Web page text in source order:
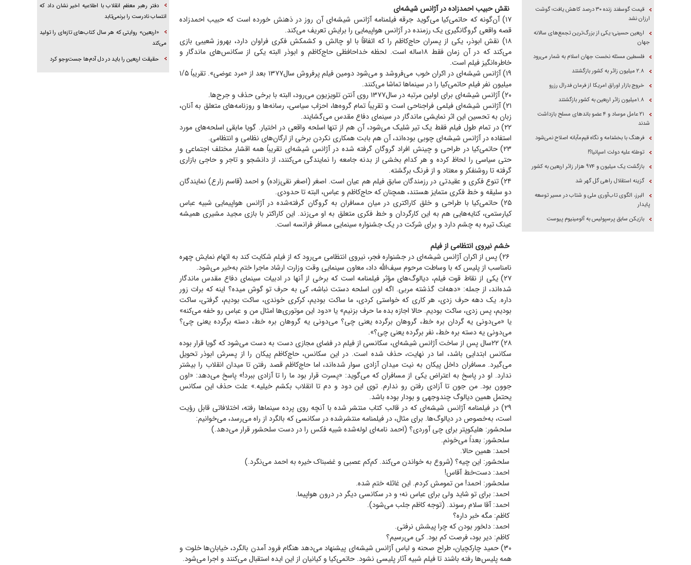
نقش حبیب احمدزاده در آژانس شیشه‌ای
۱۷) آن‌گونه که حاتمی‌کیا می‌گوید جرقه فیلمنامه آژانس شیشه‌ای آن روز در ذهنش خورده است که حبیب احمدزاده
قصه واقعی گروگانگیری یک رزمنده در آژانس هواپیمایی را برایش تعریف می‌کند.
۱۸) نقش ابوذر، یکی از پسران حاج‌کاظم را که اتفاقاً با او چالش و کشمکش فکری فراوان دارد، بهروز شعیبی بازی
می‌کند که در آن زمان فقط ۱۸ساله است. لحظه خداحافظی حاج‌کاظم و ابوذر البته یکی از سکانس‌های ماندگار و
خاطره‌انگیز فیلم است.
۱۹) آژانس شیشه‌ای در اکران خوب می‌فروشد و می‌شود دومین فیلم پرفروش سال۱۳۷۷ بعد از «مرد عوضی». تقریباً ۱/۵
میلیون نفر فیلم حاتمی‌کیا را در سینما‌ها تماشا می‌کنند.
۲۰) آژانس شیشه‌ای برای اولین مرتبه در سال۱۳۷۷ روی آنتن تلویزیون می‌رود، البته با برخی حذف و جرح‌ها.
۲۱) آژانس شیشه‌ای فیلمی فراجناحی است و تقریباً تمام گروه‌ها، احزاب سیاسی، رسانه‌ها و روزنامه‌های متعلق به آنان،
زبان به تحسین این اثر نمایشی ماندگار در سینمای دفاع مقدس می‌گشایند.
۲۲) در تمام طول فیلم فقط یک تیر شلیک می‌شود، آن هم از تنها اسلحه واقعی در اختیار. گویا مابقی اسلحه‌های مورد
استفاده در آژانس شیشه‌ای چوبی بوده‌اند، آن هم بابت همکاری نکردن برخی از ارگان‌های نظامی و انتظامی.
۲۳) حاتمی‌کیا در طراحی و چینش افراد گروگان گرفته شده در آژانس شیشه‌ای تقریباً همه اقشار مختلف اجتماعی و
حتی سیاسی را لحاظ کرده و هر کدام بخشی از بدنه جامعه را نمایندگی می‌کنند، از دانشجو و تاجر و حاجی بازاری
گرفته تا روشنفکر و معتاد و از فرنگ برگشته.
۲۴) تنوع فکری و عقیدتی در رزمندگان سابق فیلم هم عیان است. اصغر (اصغر نقی‌زاده) و احمد (قاسم زارع) نمایندگان
دو سلیقه و خط فکری متمایز هستند، همچنان که حاج‌کاظم و عباس، البته تا حدودی.
۲۵) حاتمی‌کیا با طراحی و خلق کاراکتری در میان مسافران به گروگان گرفته‌شده در آژانس هواپیمایی شبیه عباس
کیارستمی، کنایه‌هایی هم به این کارگردان و خط فکری متعلق به او می‌زند. این کاراکتر با بازی مجید مشیری همیشه
عینک تیره به چشم دارد و برای شرکت در یک جشنواره سینمایی مسافر فرانسه است.
خشم نیروی انتظامی از فیلم
۲۶) پس از اکران آژانس شیشه‌ای در جشنواره فجر، نیروی انتظامی می‌رود که از فیلم شکایت کند به اتهام نمایش چهره
نامناسب از پلیس که با وساطت مرحوم سیف‌الله داد، معاون سینمایی وقت وزارت ارشاد ماجرا ختم به‌خیر می‌شود.
۲۷) یکی از نقاط قوت فیلم، دیالوگ‌های مؤثر فیلمنامه است که برخی از آنها در ادبیات سینمای دفاع مقدس ماندگار
شده‌اند، از جمله: «دهه‌ات گذشته مربی. اگه اون اسلحه دستت نباشه، کی به حرف تو گوش میده؟ اینه که برات زور
داره. یک دهه حرف زدی، هر کاری که خواستی کردی، ما ساکت بودیم، کرکری خوندی، ساکت بودیم، گرفتی، ساکت
بودیم، پس زدی، ساکت بودیم. حالا اجازه بده ما حرف بزنیم» یا «دود این موتوری‌ها امثال من و عباس رو خفه می‌کنه»
یا «می‌دونی یه گردان بره خط، گروهان برگرده یعنی چی؟ می‌دونی یه گروهان بره خط، دسته برگرده یعنی چی؟
می‌دونی یه دسته بره خط، نفر برگرده یعنی چی؟».
۲۸) ۲۲سال پس از ساخت آژانس شیشه‌ای، سکانسی از فیلم در فضای مجازی دست به دست می‌شود که گویا قرار بوده
سکانس ابتدایی باشد، اما در نهایت، حذف شده است. در این سکانس، حاج‌کاظم پیکان را از پسرش ابوذر تحویل
می‌گیرد. مسافران داخل پیکان به نیت میدان آزادی سوار شده‌اند، اما حاج‌کاظم قصد رفتن تا میدان انقلاب را بیشتر
ندارد. او در پاسخ به اعتراض یکی از مسافران که می‌گوید: «پسرت قرار بود ما را تا آزادی ببرد!» پاسخ می‌دهد: «اون
جوون بود. من جون تا آزادی رفتن رو ندارم. توی این دود و دم تا انقلاب بکشم خیلیه.» علت حذف این سکانس
یحتمل همین دیالوگ چند‌وجهی و بودار بوده باشد.
۲۹) در فیلمنامه آژانس شیشه‌ای که در قالب کتاب منتشر شده با آنچه روی پرده سینما‌ها رفته، اختلافاتی قابل رؤیت
است، به‌خصوص در دیالوگ‌ها. برای مثال، در فیلمنامه منتشرشده در سکانسی که بالگرد از راه می‌رسد، می‌خوانیم:
سلحشور: هلیکوپتر برای چی آوردی؟ (احمد نامه‌ای لوله‌شده شبیه فکس را در دست سلحشور قرار می‌دهد.)
سلحشور: بعداً می‌خونم.
احمد: همین حالا.
سلحشور: این چیه؟ (شروع به خواندن می‌کند. کم‌کم عصبی و غضبناک خیره به احمد می‌نگرد.)
احمد: دست‌خط آقاس!
سلحشور: احمد! من تمومش کردم. این غائله ختم شده.
احمد: برای تو شاید ولی برای عباس نه؛ و در سکانسی دیگر در درون هواپیما.
احمد: آقا سلام رسوند. (توجه کاظم جلب می‌شود).
کاظم: مگه خبر داره؟
احمد: دلخور بودن که چرا پیشش نرفتی.
کاظم: دیر بود، فرصت کم بود. کی می‌رسیم؟
۳۰) حمید چارکچیان، طراح صحنه و لباس آژانس شیشه‌ای پیشنهاد می‌دهد هنگام فرود آمدن بالگرد، خیابان‌ها خلوت و
همه پلیس‌ها رفته باشند تا فیلم شبیه آثار پلیسی نشود. حاتمی‌کیا و کیانیان از این ایده استقبال می‌کنند و اجرا می‌شود.
قیمت گوسفند زنده ۳۰ درصد کاهش یافت؛ گوشت
ارزان نشد
اربعین حسینی؛ یکی از بزرگ‌ترین تجمع‌های سالانه
جهان
فلسطین مسئله نخست جهان اسلام به شمار می‌رود
۲.۸ میلیون زائر به کشور بازگشتند
خروج بازار اوراق امریکا از فرمان فدرال رزرو
۱.۸میلیون زائر اربعین به کشور بازگشتند
۲۱ عامل موساد و ۴ عضو باند‌های مسلح بازداشت
شدند
فرهنگ با بخشنامه و نگاه قیم‌مآبانه اصلاح نمی‌شود
توطئه علیه دولت اسپانیا؟!
بازگشت یک میلیون و ۹۷۴ هزار زائر اربعین به کشور
گزینه استقلال راهی گل گهر شد
البرز، الگوی تاب‌آوری ملی و شتاب در مسیر توسعه
پایدار
بازیکن سابق پرسپولیس به آلومینیوم پیوست
دفتر رهبر معظم انقلاب با اطلاعیه اخیر نشان داد که
انتساب نادرست را برنمی‌تابد
«اربعین» روایتی که هر سال کتاب‌های تازه‌ای را تولید
می‌کند
حقیقت اربعین را باید در دل آدم‌ها جست‌و‌جو کرد